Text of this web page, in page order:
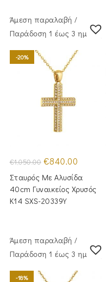
Άμεση παραλαβή /
Παράδoση 1 έως 3 ημέρες
-20%
€1,050.00 Original
price
was:
€1,050.00.
€840.00
τιμή
είναι:
€840.00.
Σταυρός Με Αλυσίδα
40cm Γυναικείος Χρυσός
Κ14 SXS-20339Y
Άμεση παραλαβή /
Παράδoση 1 έως 3 ημέρες
-18%